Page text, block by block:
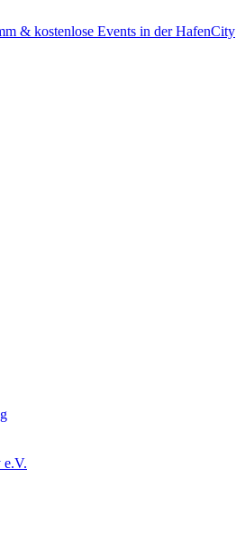
& kostenlose Events in der HafenCity
e.V.